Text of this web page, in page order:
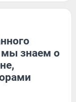
мы знаем о